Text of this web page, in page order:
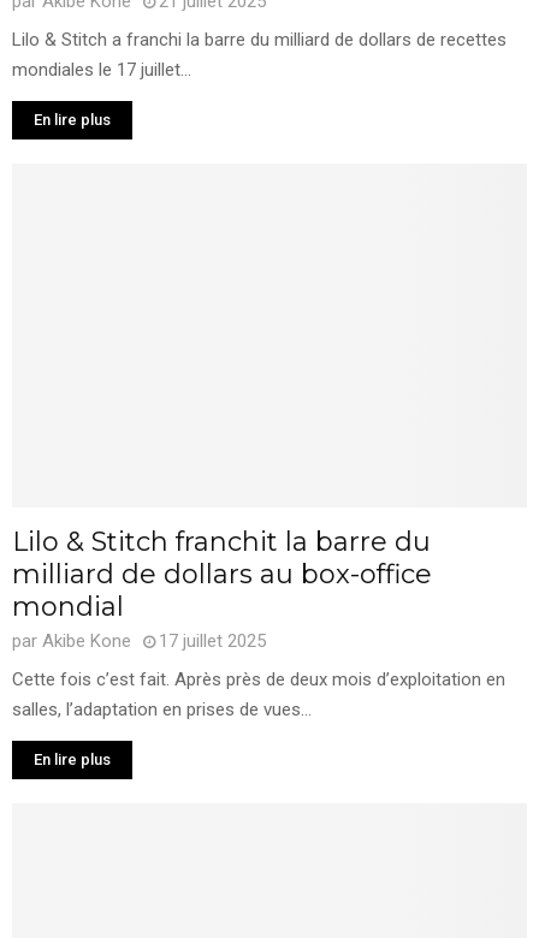
Lilo & Stitch a franchi la barre du milliard de dollars de recettes
mondiales le 17 juillet...
En lire plus
Lilo & Stitch franchit la barre du
milliard de dollars au box-office
mondial
par Akibe Kone
17 juillet 2025
Cette fois c’est fait. Après près de deux mois d’exploitation en
salles, l’adaptation en prises de vues...
En lire plus